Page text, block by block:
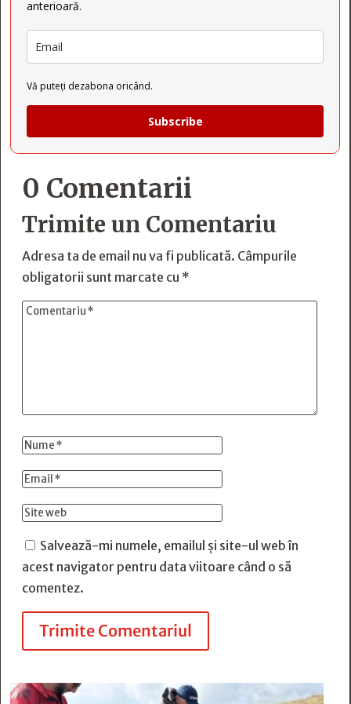
anterioară.
Vă puteți dezabona oricând.
Subscribe
0 Comentarii
Trimite un Comentariu
Adresa ta de email nu va fi publicată. Câmpurile
obligatorii sunt marcate cu *
Salvează-mi numele, emailul și site-ul web în
acest navigator pentru data viitoare când o să
comentez.
Trimite Comentariul